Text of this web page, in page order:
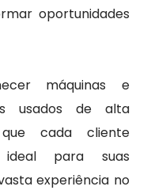
oportunidades
máquinas e
usados de alta
que cada cliente
para suas
experiência no